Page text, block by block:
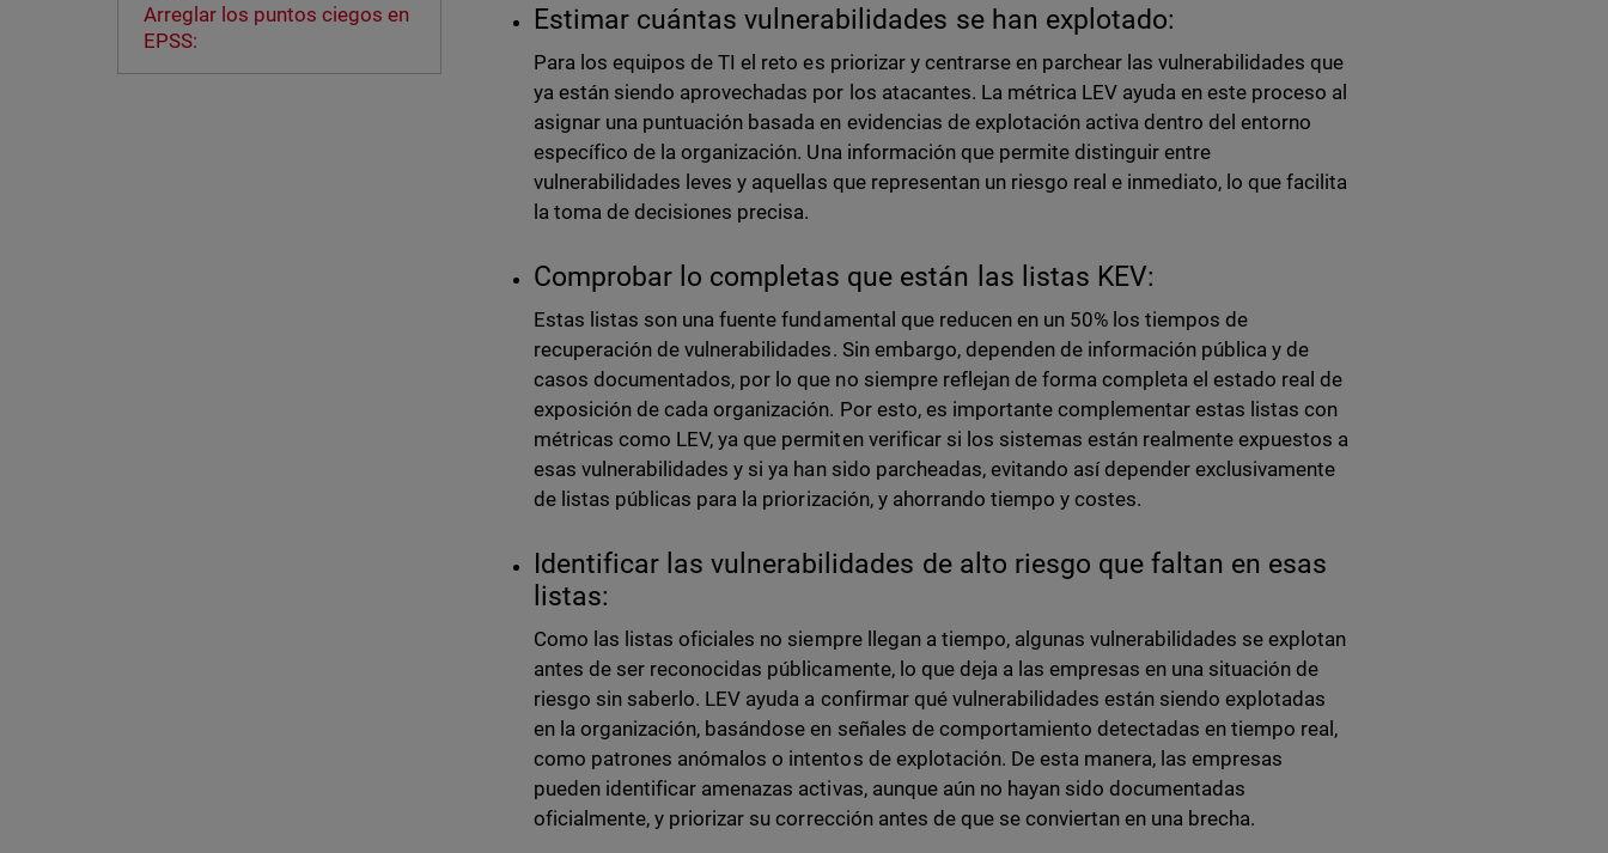
Arreglar los puntos ciegos en
EPSS:
Estimar cuántas vulnerabilidades se han explotado:
Para los equipos de TI el reto es priorizar y centrarse en parchear las vulnerabilidades que
ya están siendo aprovechadas por los atacantes. La métrica LEV ayuda en este proceso al
asignar una puntuación basada en evidencias de explotación activa dentro del entorno
específico de la organización. Una información que permite distinguir entre
vulnerabilidades leves y aquellas que representan un riesgo real e inmediato, lo que facilita
la toma de decisiones precisa.
Comprobar lo completas que están las listas KEV:
Estas listas son una fuente fundamental que reducen en un 50% los tiempos de
recuperación de vulnerabilidades. Sin embargo, dependen de información pública y de
casos documentados, por lo que no siempre reflejan de forma completa el estado real de
exposición de cada organización. Por esto, es importante complementar estas listas con
métricas como LEV, ya que permiten verificar si los sistemas están realmente expuestos a
esas vulnerabilidades y si ya han sido parcheadas, evitando así depender exclusivamente
de listas públicas para la priorización, y ahorrando tiempo y costes.
Identificar las vulnerabilidades de alto riesgo que faltan en esas
listas:
Como las listas oficiales no siempre llegan a tiempo, algunas vulnerabilidades se explotan
antes de ser reconocidas públicamente, lo que deja a las empresas en una situación de
riesgo sin saberlo. LEV ayuda a confirmar qué vulnerabilidades están siendo explotadas
en la organización, basándose en señales de comportamiento detectadas en tiempo real,
como patrones anómalos o intentos de explotación. De esta manera, las empresas
pueden identificar amenazas activas, aunque aún no hayan sido documentadas
oficialmente, y priorizar su corrección antes de que se conviertan en una brecha.